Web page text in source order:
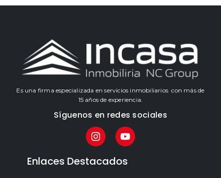
Es una firma especializada en servicios inmobiliarios con más de
15 años de experiencia.
Síguenos en redes sociales
Enlaces Destacados